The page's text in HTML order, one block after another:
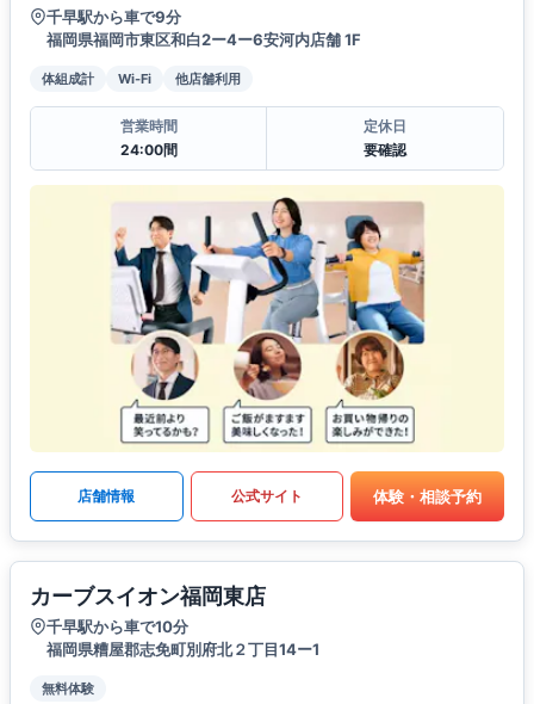
千早駅から車で9分
福岡県福岡市東区和白2ー4ー6安河内店舗 1F
体組成計 Wi-Fi 他店舗利用
営業時間
24:00間
定休日
要確認
店舗情報 公式サイト 体験・相談予約
カーブスイオン福岡東店
千早駅から車で10分
福岡県糟屋郡志免町別府北２丁目14ー1
無料体験